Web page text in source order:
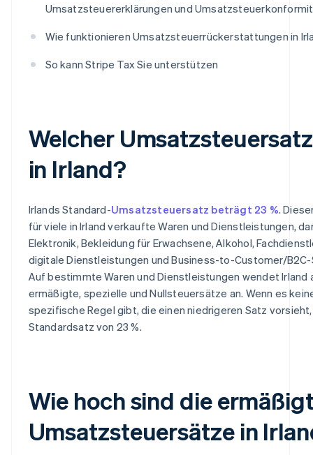
Umsatzsteuererklärungen und
Wie funktionieren Umsatzsteuerrückerstattungen in
So kann Stripe Tax Sie unterstützen
Welcher
in Irland?
Irlands Standard-Umsatzsteuersatz beträgt 23 %.
für viele in Irland verkaufte Waren und Dienstleistungen,
Elektronik, Bekleidung für Erwachsene, Alkohol,
digitale Dienstleistungen und Business-to-Customer/
Auf bestimmte Waren und Dienstleistungen wendet Irland
ermäßigte, spezielle und Nullsteuersätze an. Wenn es
spezifische Regel gibt, die einen niedrigeren Satz
Standardsatz von 23 %.
Wie hoch sind die
Umsatzsteuersätze in